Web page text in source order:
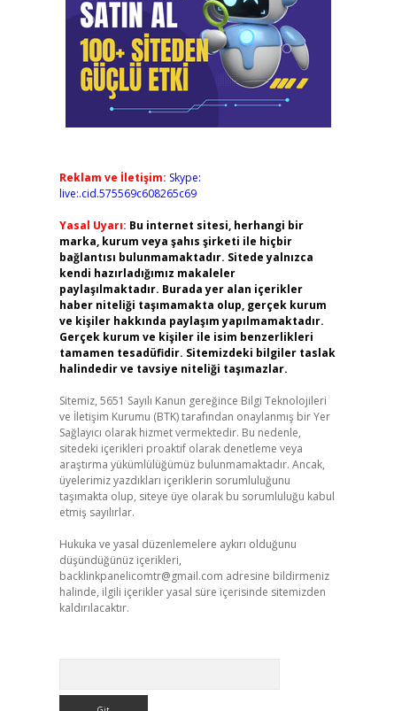
Reklam ve İletişim: Skype:
live:.cid.575569c608265c69
Yasal Uyarı: Bu internet sitesi, herhangi bir
marka, kurum veya şahıs şirketi ile hiçbir
bağlantısı bulunmamaktadır. Sitede yalnızca
kendi hazırladığımız makaleler
paylaşılmaktadır. Burada yer alan içerikler
haber niteliği taşımamakta olup, gerçek kurum
ve kişiler hakkında paylaşım yapılmamaktadır.
Gerçek kurum ve kişiler ile isim benzerlikleri
tamamen tesadüfidir. Sitemizdeki bilgiler taslak
halindedir ve tavsiye niteliği taşımazlar.
Sitemiz, 5651 Sayılı Kanun gereğince Bilgi Teknolojileri
ve İletişim Kurumu (BTK) tarafından onaylanmış bir Yer
Sağlayıcı olarak hizmet vermektedir. Bu nedenle,
sitedeki içerikleri proaktif olarak denetleme veya
araştırma yükümlülüğümüz bulunmamaktadır. Ancak,
üyelerimiz yazdıkları içeriklerin sorumluluğunu
taşımakta olup, siteye üye olarak bu sorumluluğu kabul
etmiş sayılırlar.
Hukuka ve yasal düzenlemelere aykırı olduğunu
düşündüğünüz içerikleri,
backlinkpanelicomtr@gmail.com adresine bildirmeniz
halinde, ilgili içerikler yasal süre içerisinde sitemizden
kaldırılacaktır.